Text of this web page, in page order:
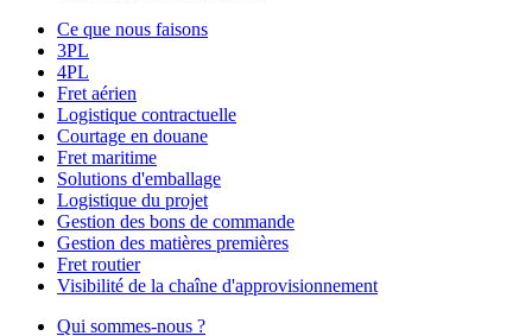
Ce que nous faisons
3PL
4PL
Fret aérien
Logistique contractuelle
Courtage en douane
Fret maritime
Solutions d'emballage
Logistique du projet
Gestion des bons de commande
Gestion des matières premières
Fret routier
Visibilité de la chaîne d'approvisionnement
Qui sommes-nous ?